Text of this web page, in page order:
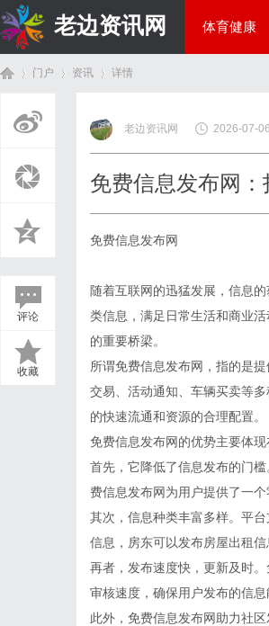
老边资讯网 体育健康
门户 资讯
›
详情
评论
收藏
老边资讯网 2026-07-06
免费信息发布网
免费信息发布网
随着互联网的迅猛发展，信息
类信息，满足日常生活和商业
的重要桥梁。
所谓免费信息发布网，指的是
交易、活动通知、车辆买卖等
的快速流通和资源的合理配置。
免费信息发布网的优势主要体现
首先，它降低了信息发布的门
费信息发布网为用户提供了一
其次，信息种类丰富多样。平
信息，房东可以发布房屋出租
再者，发布速度快，更新及时
审核速度，确保用户发布的信
此外，免费信息发布网助力社